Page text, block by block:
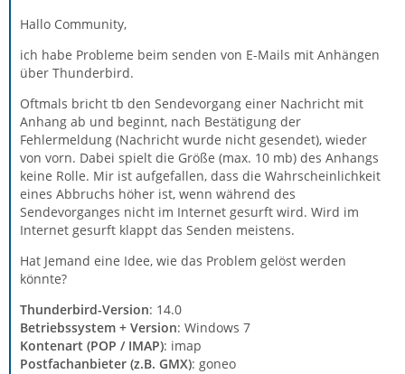
Hallo Community,
ich habe Probleme beim senden von E-Mails mit Anhängen
über Thunderbird.
Oftmals bricht tb den Sendevorgang einer Nachricht mit
Anhang ab und beginnt, nach Bestätigung der
Fehlermeldung (Nachricht wurde nicht gesendet), wieder
von vorn. Dabei spielt die Größe (max. 10 mb) des Anhangs
keine Rolle. Mir ist aufgefallen, dass die Wahrscheinlichkeit
eines Abbruchs höher ist, wenn während des
Sendevorganges nicht im Internet gesurft wird. Wird im
Internet gesurft klappt das Senden meistens.
Hat Jemand eine Idee, wie das Problem gelöst werden
könnte?
Thunderbird-Version: 14.0
Betriebssystem + Version: Windows 7
Kontenart (POP / IMAP): imap
Postfachanbieter (z.B. GMX): goneo